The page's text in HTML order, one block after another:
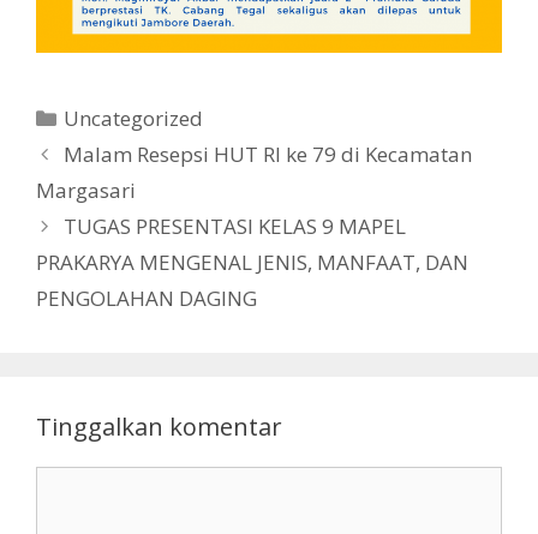
Kategori
Uncategorized
Malam Resepsi HUT RI ke 79 di Kecamatan
Margasari
TUGAS PRESENTASI KELAS 9 MAPEL
PRAKARYA MENGENAL JENIS, MANFAAT, DAN
PENGOLAHAN DAGING
Tinggalkan komentar